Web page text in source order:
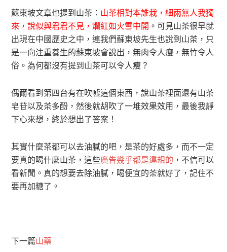
蘇東坡文章也提到山茶： 山茶相對本誰栽，細雨無人我獨
來，說似與君君不見，爛紅如火雪中開 。可見山茶很早就
出現在中國歷史之中，連我們蘇東坡先生也說到山茶，只
是一向注重養生的蘇東坡會說出，無肉令人瘦，無竹令人
俗。為何都沒有提到山茶可以令人瘦？
偶爾看到第四台有在吹噓這個東西，說山茶裡面還有山茶
皂苷以及茶多酚，然後就胡吹了一堆效果效用，最後我靜
下心來想，終於想出了答案！
其實什麼茶都可以去油膩的吧，是茶的好處多，而不一定
要真的喝什麼山茶，這些廣告幾乎都是違規的 ，不信可以
看新聞。真的想要去除油膩，喝便宜的茶就好了，記住不
要再加糖了。
下一篇山藥